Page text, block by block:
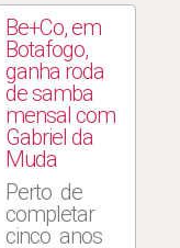
Be+Co, em
Botafogo,
ganha roda
de samba
mensal com
Gabriel da
Muda
Perto de
completar
cinco anos